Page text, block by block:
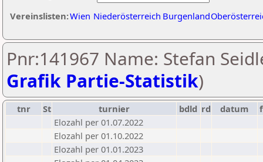
Vereinslisten:Wien Niederösterreich Burgenland
Pnr:141967 Name: Stefan
Grafik Partie-Statistik)
tnr St turnier bdld rd datum
f
Elozahl per 01.07.2022
Elozahl per 01.10.2022
Elozahl per 01.01.2023